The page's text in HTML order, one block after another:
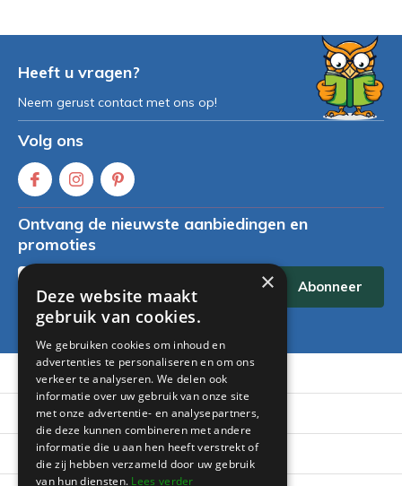
Heeft u vragen?
Neem gerust contact met ons op!
Volg ons
Ontvang de nieuwste aanbiedingen en
promoties
Abonneer
* Lees hier de wettelijke beperkingen
Klantenservice
Mijn account
Categorieën
×
Deze website maakt
gebruik van cookies.
We gebruiken cookies om inhoud en
advertenties te personaliseren en om ons
verkeer te analyseren. We delen ook
informatie over uw gebruik van onze site
met onze advertentie- en analysepartners,
die deze kunnen combineren met andere
informatie die u aan hen heeft verstrekt of
die zij hebben verzameld door uw gebruik
van hun diensten. Lees verder